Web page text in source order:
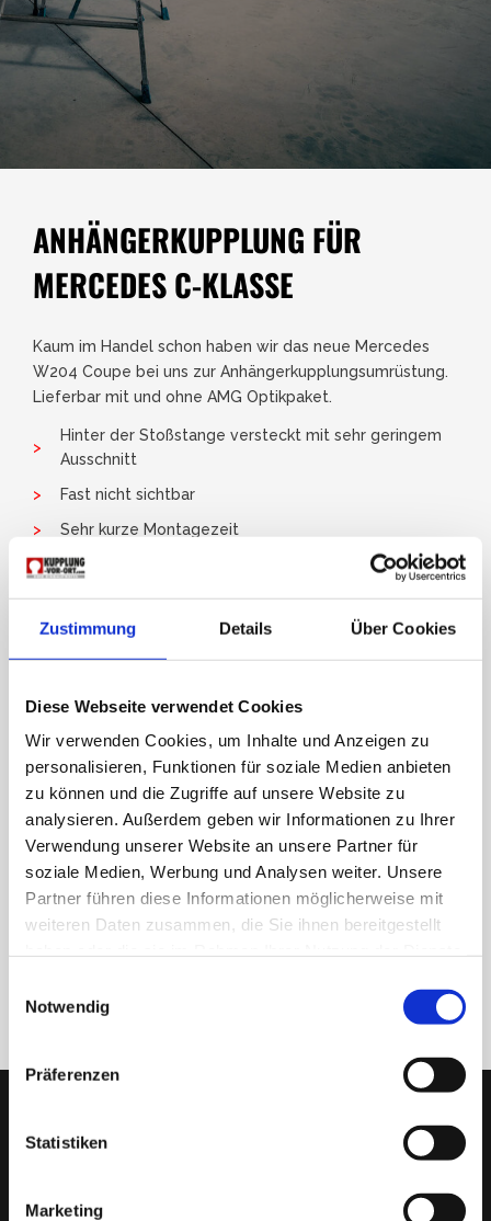
Zustimmung Details Über Cookies
Diese Webseite verwendet Cookies
Wir verwenden Cookies, um Inhalte und Anzeigen zu
personalisieren, Funktionen für soziale Medien anbieten
zu können und die Zugriffe auf unsere Website zu
analysieren. Außerdem geben wir Informationen zu Ihrer
Verwendung unserer Website an unsere Partner für
soziale Medien, Werbung und Analysen weiter. Unsere
Partner führen diese Informationen möglicherweise mit
weiteren Daten zusammen, die Sie ihnen bereitgestellt
Notwendig
Präferenzen
Statistiken
Marketing
ANHÄNGERKUPPLUNG FÜR
MERCEDES C-KLASSE
Kaum im Handel schon haben wir das neue Mercedes
W204 Coupe bei uns zur Anhängerkupplungsumrüstung.
Lieferbar mit und ohne AMG Optikpaket.
Hinter der Stoßstange versteckt mit sehr geringem
Ausschnitt
Fast nicht sichtbar
Sehr kurze Montagezeit